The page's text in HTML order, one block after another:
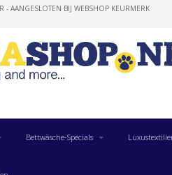
- AANGESLOTEN BIJ WEBSHOP KEURMERK
Bettwäsche-Specials